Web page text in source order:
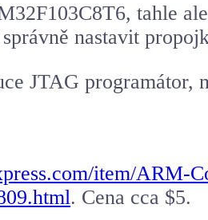
tahle
nastavit
JTAG programátor,
item/ARM-
. Cena cca $5.